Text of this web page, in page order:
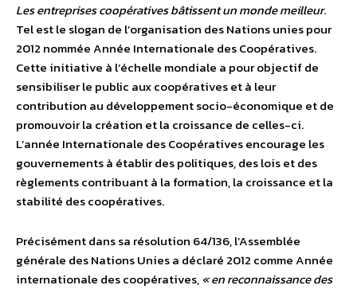
Les entreprises coopératives bâtissent un monde meilleur.
Tel est le slogan de l’organisation des Nations unies pour
2012 nommée Année Internationale des Coopératives.
Cette initiative à l’échelle mondiale a pour objectif de
sensibiliser le public aux coopératives et à leur
contribution au développement socio-économique et de
promouvoir la création et la croissance de celles-ci.
L’année Internationale des Coopératives encourage les
gouvernements à établir des politiques, des lois et des
règlements contribuant à la formation, la croissance et la
stabilité des coopératives.
Précisément dans sa résolution 64/136, l’Assemblée
générale des Nations Unies a déclaré 2012 comme Année
internationale des coopératives,« en reconnaissance des